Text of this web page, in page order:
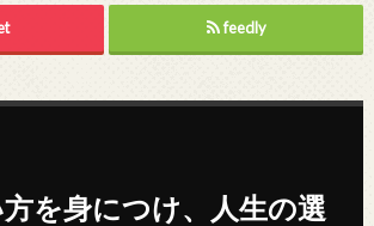
feedly
を身につけ、人生の選